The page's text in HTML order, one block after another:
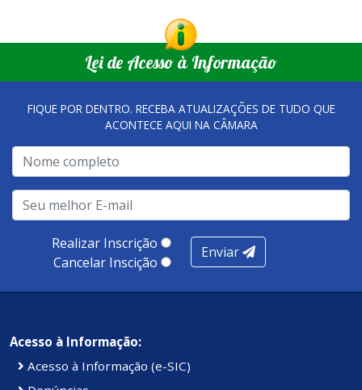
Lei de Acesso à Informação
FIQUE POR DENTRO. RECEBA ATUALIZAÇÕES DE TUDO QUE
ACONTECE AQUI NA CÂMARA
Realizar Inscrição
Cancelar Inscição
Enviar
Acesso à Informação:
Acesso à Informação (e-SIC)